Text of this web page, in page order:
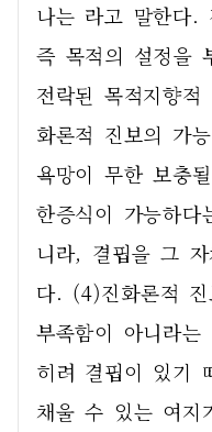
나는 라고 말한다.
즉 목적의 설정을
전락된 목적지향
화론적 진보의 가
욕망이 무한 보충
한증식이 가능하
니라, 결핍을 그
다. (4)진화론적
부족함이 아니라
히려 결핍이 있기
채울 수 있는 여지